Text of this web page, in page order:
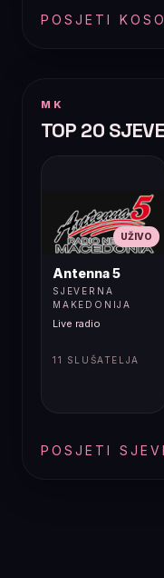
POSJETI
MK
TOP 20
UŽIVO
Antenna 5
SJEVERNA
MAKEDONIJA
Live radio
11 SLUŠATELJA
POSJETI